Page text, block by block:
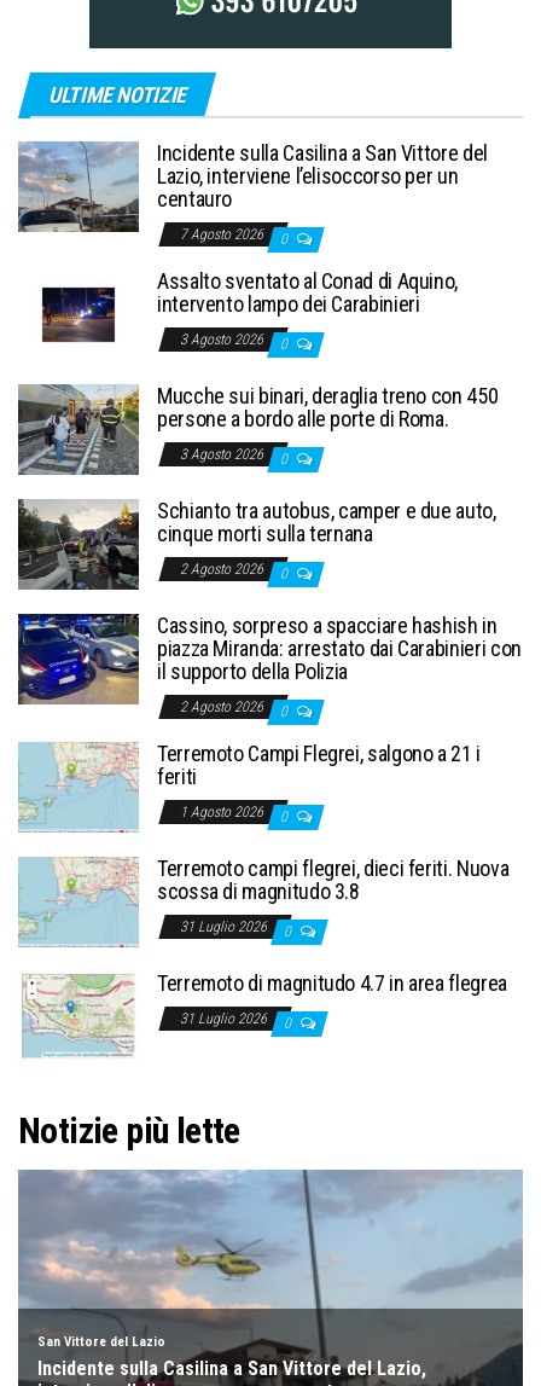
ULTIME NOTIZIE
Incidente sulla Casilina a San Vittore del
Lazio, interviene l’elisoccorso per un
centauro
7 Agosto 2026 0
Assalto sventato al Conad di Aquino,
intervento lampo dei Carabinieri
3 Agosto 2026 0
Mucche sui binari, deraglia treno con 450
persone a bordo alle porte di Roma.
3 Agosto 2026 0
Schianto tra autobus, camper e due auto,
cinque morti sulla ternana
2 Agosto 2026 0
Cassino, sorpreso a spacciare hashish in
piazza Miranda: arrestato dai Carabinieri con
il supporto della Polizia
2 Agosto 2026 0
Terremoto Campi Flegrei, salgono a 21 i
feriti
1 Agosto 2026 0
Terremoto campi flegrei, dieci feriti. Nuova
scossa di magnitudo 3.8
31 Luglio 2026 0
Terremoto di magnitudo 4.7 in area flegrea
31 Luglio 2026 0
Notizie più lette